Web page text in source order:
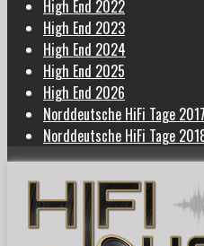
High End 2022
High End 2023
High End 2024
High End 2025
High End 2026
Norddeutsche HiFi Tage 2017
Norddeutsche HiFi Tage